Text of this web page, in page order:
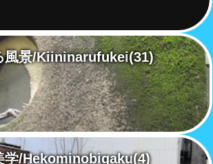
風景/Kiininarufukei(31)
学/Hekominobigaku(4)